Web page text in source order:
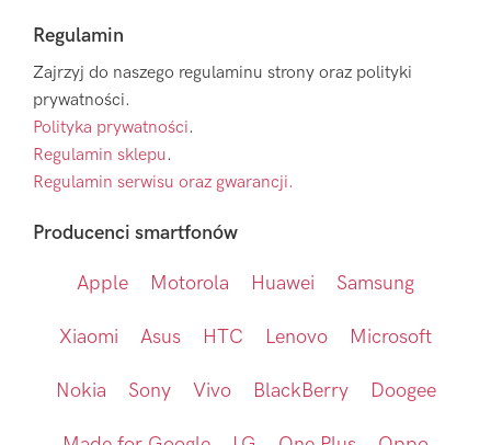
Regulamin
Zajrzyj do naszego regulaminu strony oraz polityki
prywatności.
Polityka prywatności.
Regulamin sklepu.
Regulamin serwisu oraz gwarancji.
Producenci smartfonów
Apple Motorola Huawei Samsung
Xiaomi Asus HTC Lenovo Microsoft
Nokia Sony Vivo BlackBerry Doogee